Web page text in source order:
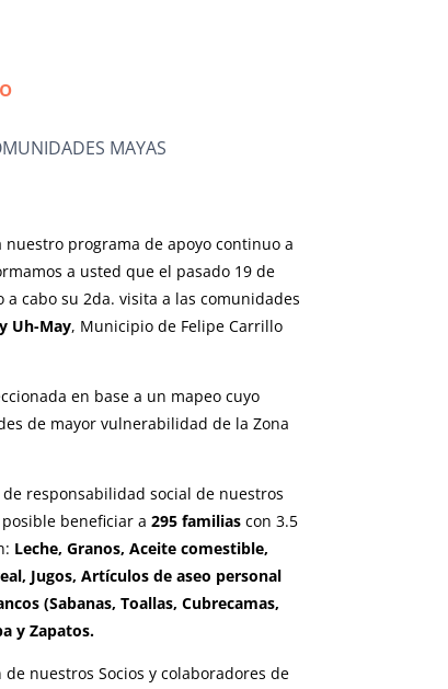
MAYAS
programa de apoyo continuo a
a usted que el pasado 19 de
cabo su 2da. visita a las comunidades
Uh-May, Municipio de Felipe Carrillo
en base a un mapeo cuyo
de mayor vulnerabilidad de la Zona
responsabilidad social de nuestros
beneficiar a 295 familiascon 3.5
Leche, Granos, Aceite comestible,
Jugos, Artículos de aseo personal
(Sabanas, Toallas, Cubrecamas,
y Zapatos.
nuestros Socios y colaboradores de